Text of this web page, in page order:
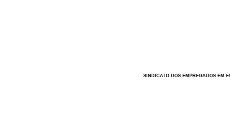
SINDICATO DOS EMPREGADOS EM